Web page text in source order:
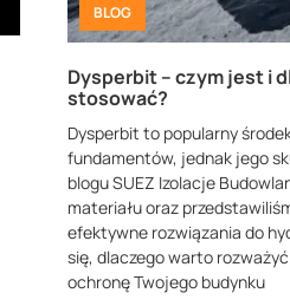
BLOG
Dysperbit – czym jest i
stosować?
Dysperbit to popularny
fundamentów, jednak jego
blogu SUEZ Izolacje
materiału oraz
efektywne rozwiązania do
się, dlaczego warto
ochronę Twojego budynku